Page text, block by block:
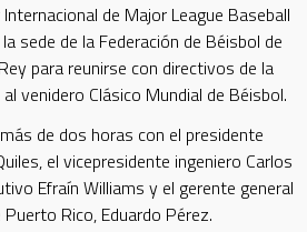
de Major League Baseball
sede de la Federación de Béisbol de
para reunirse con directivos de la
venidero Clásico Mundial de Béisbol.
de dos horas con el presidente
el vicepresidente ingeniero Carlos
Efraín Williams y el gerente general
Rico, Eduardo Pérez.